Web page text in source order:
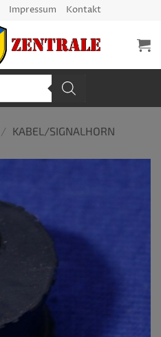
Impressum Kontakt
/ KABEL/SIGNALHORN